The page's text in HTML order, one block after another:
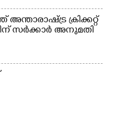
ക്രിക്കറ്റ്
സർക്കാർ അനുമതി